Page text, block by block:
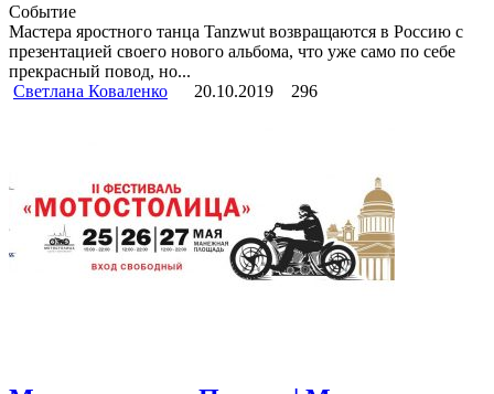
Событие
Мастера яростного танца Tanzwut возвращаются в Россию с
презентацией своего нового альбома, что уже само по себе
прекрасный повод, но...
Светлана Коваленко
20.10.2019 296